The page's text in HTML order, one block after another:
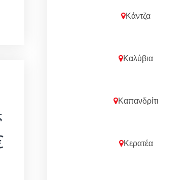
Κάντζα
Καλύβια
Καπανδρίτι
Κερατέα